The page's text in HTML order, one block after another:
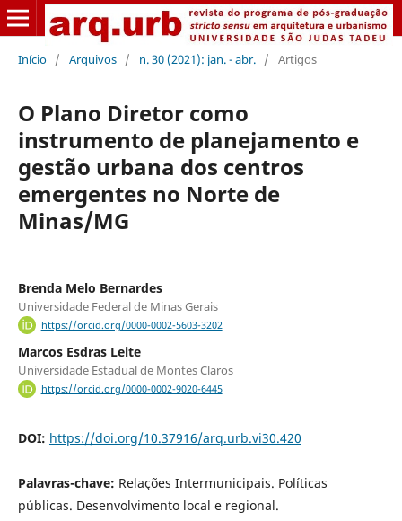
Início / Arquivos / n. 30 (2021): jan. - abr. / Artigos
O Plano Diretor como
instrumento de planejamento e
gestão urbana dos centros
emergentes no Norte de
Minas/MG
Brenda Melo Bernardes
Universidade Federal de Minas Gerais
https://orcid.org/0000-0002-5603-3202
Marcos Esdras Leite
Universidade Estadual de Montes Claros
https://orcid.org/0000-0002-9020-6445
DOI: https://doi.org/10.37916/arq.urb.vi30.420
Palavras-chave: Relações Intermunicipais. Políticas
públicas. Desenvolvimento local e regional.